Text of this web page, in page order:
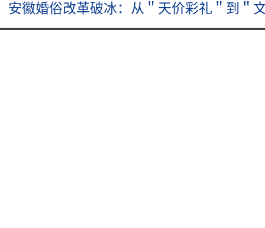
安徽婚俗改革破冰：从＂天价彩礼＂到＂